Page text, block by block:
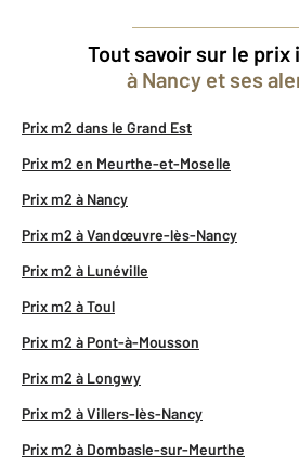
Tout savoir sur le
à Nancy et ses
Prix m2 dans le Grand Est
Prix m2 en Meurthe-et-Moselle
Prix m2 à Nancy
Prix m2 à Vandœuvre-lès-Nancy
Prix m2 à Lunéville
Prix m2 à Toul
Prix m2 à Pont-à-Mousson
Prix m2 à Longwy
Prix m2 à Villers-lès-Nancy
Prix m2 à Dombasle-sur-Meurthe